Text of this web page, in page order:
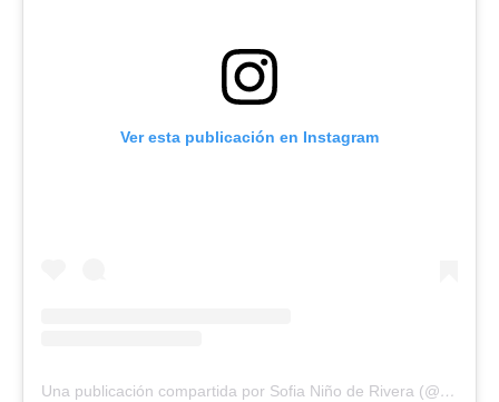
Ver esta publicación en Instagram
Una publicación compartida por Sofia Niño de Rivera (@sofffiaaa1)